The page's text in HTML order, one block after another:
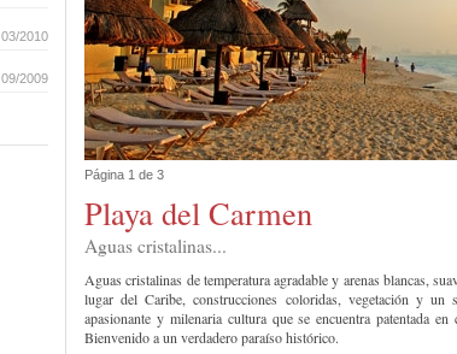
Página 1 de 3
Playa del Carmen
Aguas cristalinas...
Aguas cristalinas de temperatura agradable y arenas blancas,
lugar del Caribe, construcciones coloridas, vegetación y
apasionante y milenaria cultura que se encuentra patentada
Bienvenido a un verdadero paraíso histórico.
03/2010
09/2009